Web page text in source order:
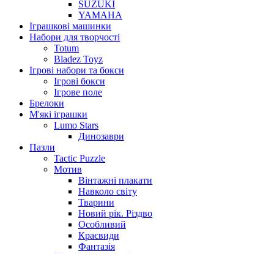
SUZUKI
YAMAHA
Іграшкові машинки
Набори для творчості
Totum
Bladez Toyz
Ігрові набори та бокси
Ігрові бокси
Ігрове поле
Брелоки
М'які іграшки
Lumo Stars
Динозаври
Пазли
Tactic Puzzle
Мотив
Вінтажні плакати
Навколо світу
Тварини
Новий рік. Різдво
Особливий
Краєвиди
Фантазія